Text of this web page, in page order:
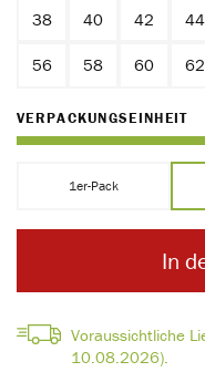
Voraussichtliche
10.08.2026).
38 40 42 44
56 58 60 62
VERPACKUNGSEINHEIT
1er-Pack
In